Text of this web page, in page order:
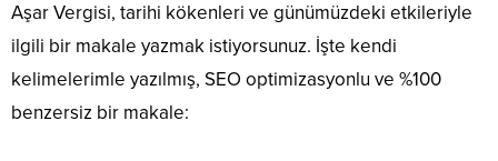
Aşar Vergisi, tarihi kökenleri ve günümüzdeki etkileriyle
ilgili bir makale yazmak istiyorsunuz. İşte kendi
kelimelerimle yazılmış, SEO optimizasyonlu ve %100
benzersiz bir makale: